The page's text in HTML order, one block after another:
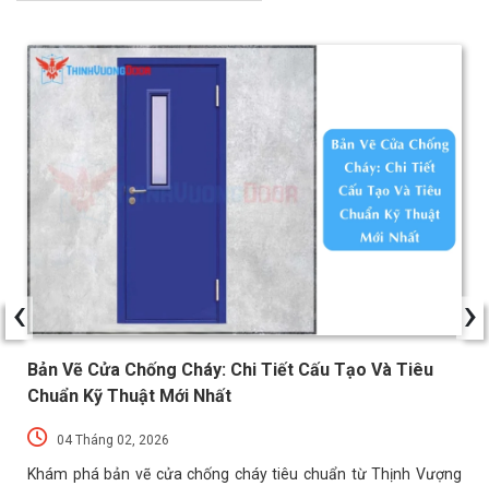
Bản Vẽ Cửa Chống Cháy: Chi Tiết Cấu Tạo Và Tiêu
Chuẩn Kỹ Thuật Mới Nhất
04 Tháng 02, 2026
Khám phá bản vẽ cửa chống cháy tiêu chuẩn từ Thịnh Vượng
‹ ›